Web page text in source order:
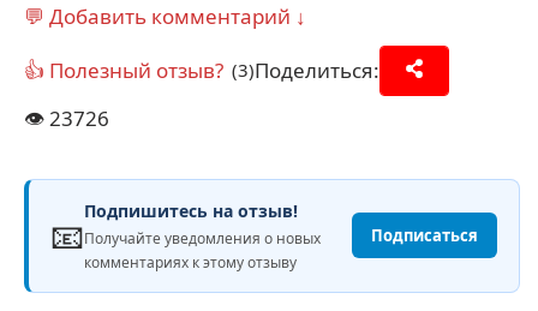
💬 Добавить комментарий ↓
👍 Полезный отзыв? (3)Поделиться:
👁️ 23726
📧
Подпишитесь на отзыв!
Получайте уведомления о новых
комментариях к этому отзыву
Подписаться